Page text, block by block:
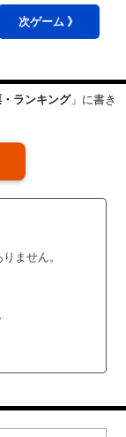
次ゲーム 》
ランキング」に書き
ません。